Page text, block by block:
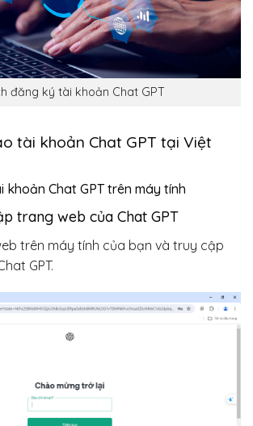
đăng ký tài khoản Chat GPT
tài khoản Chat GPT tại Việt
khoản Chat GPT trên máy tính
trang web của Chat GPT
trên máy tính của bạn và truy cập
GPT.